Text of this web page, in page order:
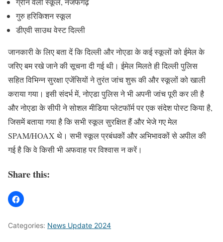
गुरु हरिकिशन स्कूल
डीएवी साउथ वेस्ट दिल्ली
जानकारी के लिए बता दें कि दिल्ली और नोएडा के कई स्कूलों को ईमेल के
जरिए बम रखे जाने की सूचना दी गई थी। ईमेल मिलते ही दिल्ली पुलिस
सहित विभिन्न सुरक्षा एजेंसियों ने तुरंत जांच शुरू की और स्कूलों को खाली
कराया गया। इसी संदर्भ में, नोएडा पुलिस ने भी अपनी जांच पूरी कर ली है
और नोएडा के सीपी ने सोशल मीडिया प्लेटफॉर्म पर एक संदेश पोस्ट किया है,
जिसमें बताया गया है कि सभी स्कूल सुरक्षित हैं और भेजे गए मेल
SPAM/HOAX थे। सभी स्कूल प्रबंधकों और अभिभावकों से अपील की
गई है कि वे किसी भी अफवाह पर विश्वास न करें।
Share this:
Categories: News Update 2024